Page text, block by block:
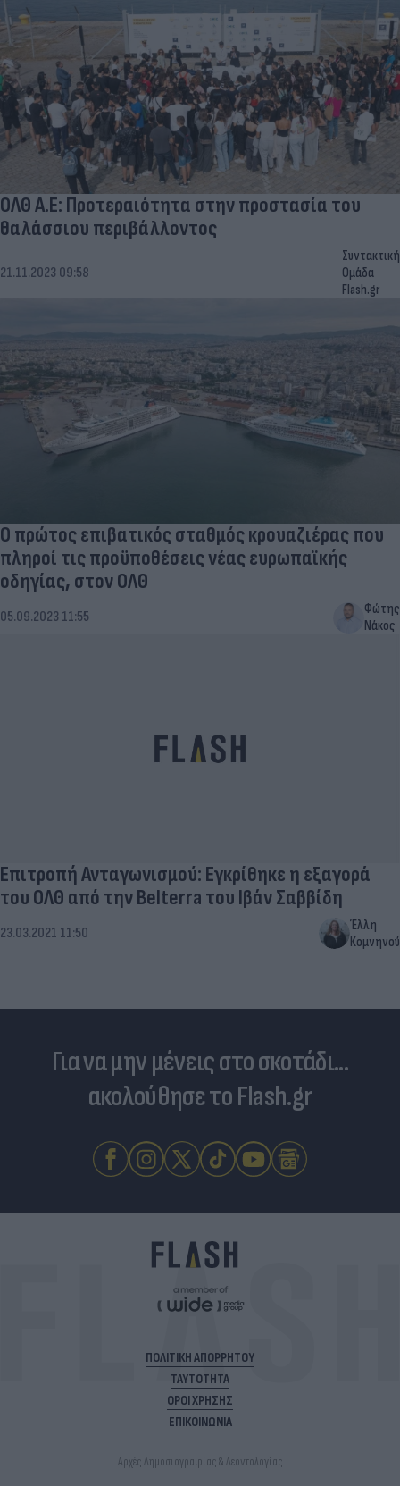
ΟΛΘ Α.Ε: Προτεραιότητα στην προστασία του
θαλάσσιου περιβάλλοντος
21.11.2023 09:58
Συντακτική
Ομάδα
Flash.gr
Ο πρώτος επιβατικός σταθμός κρουαζιέρας που
πληροί τις προϋποθέσεις νέας ευρωπαϊκής
οδηγίας, στον ΟΛΘ
05.09.2023 11:55
Φώτης
Νάκος
Επιτροπή Ανταγωνισμού: Εγκρίθηκε η εξαγορά
του ΟΛΘ από την Belterra του Ιβάν Σαββίδη
23.03.2021 11:50
Έλλη
Κομνηνού
Για να μην μένεις στο σκοτάδι...
ακολούθησε το Flash.gr
ΠΟΛΙΤΙΚΗ ΑΠΟΡΡΗΤΟΥ
ΤΑΥΤΟΤΗΤΑ
ΟΡΟΙ ΧΡΗΣΗΣ
ΕΠΙΚΟΙΝΩΝΙΑ
Αρχές Δημοσιογραφίας & Δεοντολογίας